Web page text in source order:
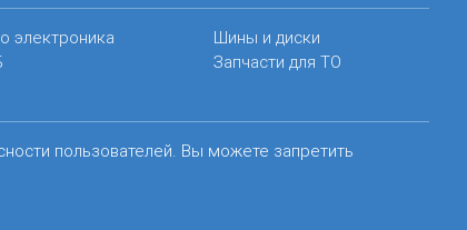
электроника
Шины и диски
Запчасти для ТО
пользователей. Вы можете запретить